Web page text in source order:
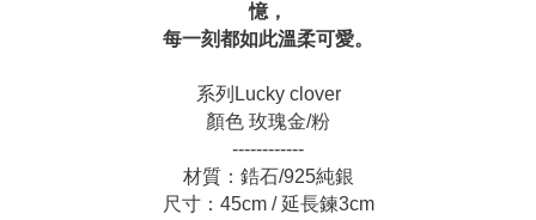
憶，
每一刻都如此溫柔可愛。
系列Lucky clover
顏色 玫瑰金/粉
------------
材質：鋯石/925純銀
尺寸：45cm / 延長鍊3cm